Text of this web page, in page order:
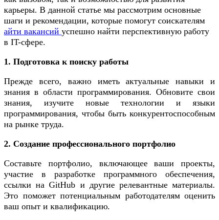
карьеры. В данной статье мы рассмотрим основные
шаги и рекомендации, которые помогут соискателям
айти вакансий успешно найти перспективную работу
в IT-сфере.
1. Подготовка к поиску работы
Прежде всего, важно иметь актуальные навыки и
знания в области программирования. Обновите свои
знания, изучите новые технологии и языки
программирования, чтобы быть конкурентоспособным
на рынке труда.
2. Создание профессионального портфолио
Составьте портфолио, включающее ваши проекты,
участие в разработке программного обеспечения,
ссылки на GitHub и другие релевантные материалы.
Это поможет потенциальным работодателям оценить
ваш опыт и квалификацию.